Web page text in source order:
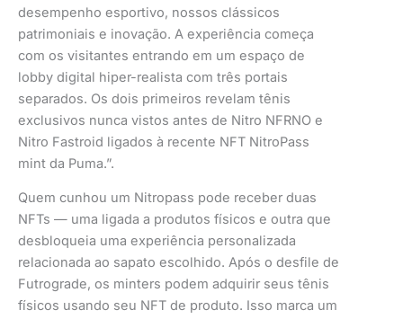
desempenho esportivo, nossos clássicos
patrimoniais e inovação. A experiência começa
com os visitantes entrando em um espaço de
lobby digital hiper-realista com três portais
separados. Os dois primeiros revelam tênis
exclusivos nunca vistos antes de Nitro NFRNO e
Nitro Fastroid ligados à recente NFT NitroPass
mint da Puma.”.
Quem cunhou um Nitropass pode receber duas
NFTs — uma ligada a produtos físicos e outra que
desbloqueia uma experiência personalizada
relacionada ao sapato escolhido. Após o desfile de
Futrograde, os minters podem adquirir seus tênis
físicos usando seu NFT de produto. Isso marca um